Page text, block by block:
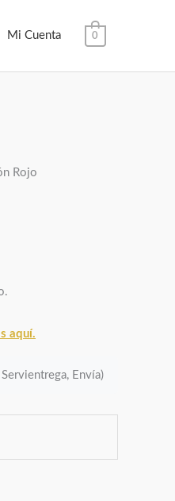
Mi Cuenta 0
Rojo
aquí.
Envía)